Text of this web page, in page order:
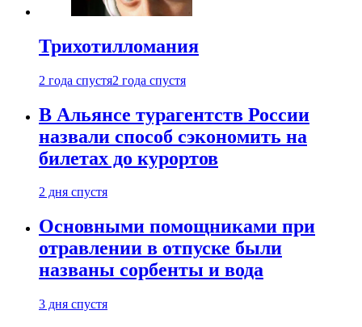
Трихотилломания
2 года спустя2 года спустя
В Альянсе турагентств России
назвали способ сэкономить на
билетах до курортов
2 дня спустя
Основными помощниками при
отравлении в отпуске были
названы сорбенты и вода
3 дня спустя